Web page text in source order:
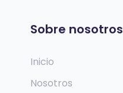
Sobre nosotros
Inicio
Nosotros